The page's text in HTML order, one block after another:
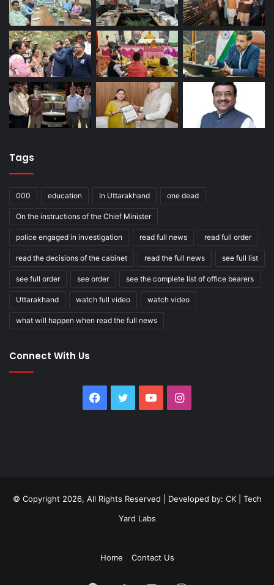
Tags
000 education In Uttarakhand one dead
On the instructions of the Chief Minister
police engaged in investigation read full news read full order
read the decisions of the cabinet read the full news see full list
see full order see order see the complete list of office bearers
Uttarakhand watch full video watch video
what will happen when read the full news
Connect With Us
Facebook
Twitter YouTubeInstagram
© Copyright 2026, All Rights Reserved | Developed by: CK| Tech
Yard Labs
Home Contact Us